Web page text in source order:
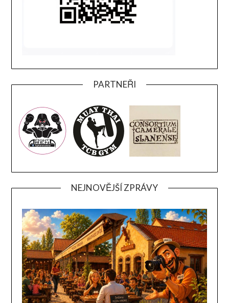
PARTNEŘI
NEJNOVĚJŠÍ ZPRÁVY